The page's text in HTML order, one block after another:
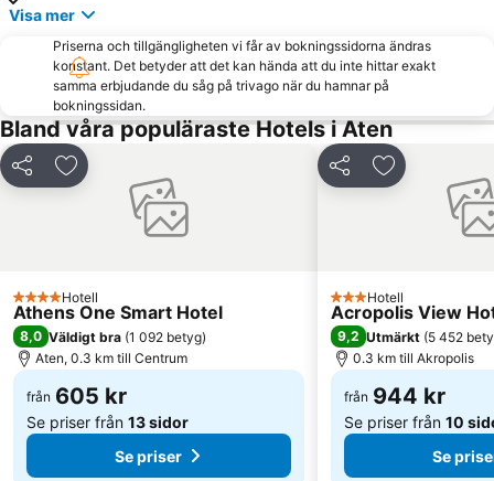
Neo Iraklio Attikis
Piraeus Metro Station
Fetiye Mosque
Moschato
Ampelokipoi
Aegaleo
Agia Paraskevi
Astir
Athens Railway Station - Stathmos Larisis
Sanctuary of Poseidon
Athens Metro
Kavouri Beach
Agia Marina
Traditional Settlement of Aigina
Karvouniarika
Hephaestus Temple
Dora Stratou Greek Dances Theater
Alsos Neas Filadelfias
Visa mer
Priserna och tillgängligheten vi får av bokningssidorna ändras
konstant. Det betyder att det kan hända att du inte hittar exakt
samma erbjudande du såg på trivago när du hamnar på
bokningssidan.
Bland våra populäraste Hotels i Aten
Dela Lägg till i Mina Favoriter
4 Stjärnor
Hotell
Athens One Smart Hotel
8,0 Väldigt bra (1 092 betyg)
Aten, 0.3 km till Centrum
från 605 kr
Se priser från 13 sidor
Se priser
Dela Lägg till i
3 Stjärnor
Hotell
Acropolis View
9,2 Utmärkt (5 452
0.3 km till Akropolis
från 944 kr
Se priser från 10
Se